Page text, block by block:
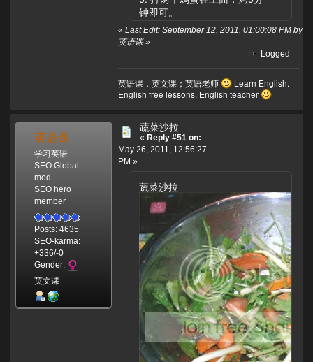
钟即可。
« Last Edit: September 12, 2011, 01:00:08 PM by
英语课»
Logged
英语课，英文课；英语老师
Learn English.
English free lessons. English teacher
英语课
学习英语
SEO Global
mod
SEO hero
member
Posts: 4635
SEO-karma:
+336/-0
Gender:
英文课
蔬菜沙拉
« Reply #51 on:
May 26, 2011, 12:56:27
PM »
蔬菜沙拉